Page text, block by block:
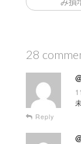
28
Reply